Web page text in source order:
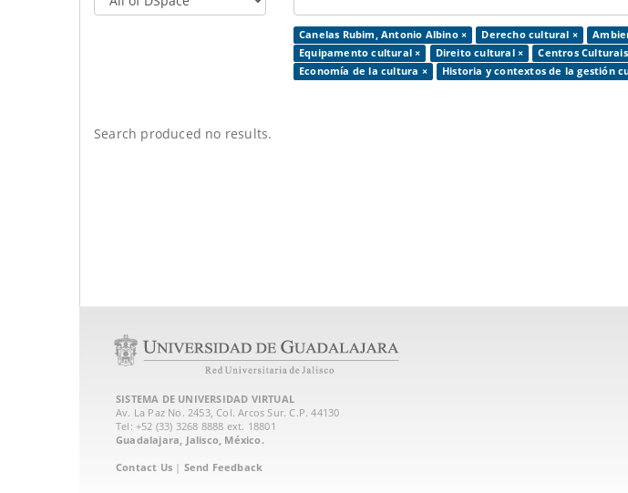
Canelas Rubim, Antonio Albino × Derecho cultural ×
Equipamento cultural ×
Direito cultural ×
Centros
Economía de la cultura ×
Historia y contextos de la gestión
Search produced no results.
SISTEMA DE UNIVERSIDAD VIRTUAL
Av. La Paz No. 2453, Col. Arcos Sur. C.P. 44130
Tel: +52 (33) 3268 8888‏ ext. 18801
Guadalajara, Jalisco, México.
Contact Us | Send Feedback